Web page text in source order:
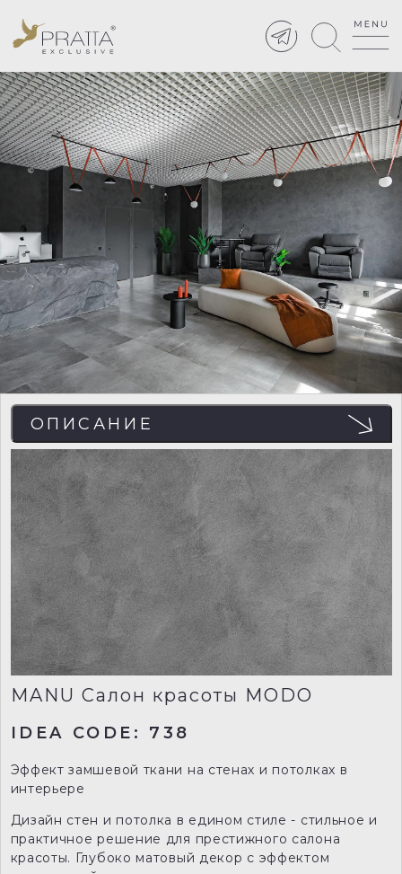
ОПИСАНИЕ
MANU Салон красоты MODO
IDEA CODE: 738
Эффект замшевой ткани на стенах и потолках в
интерьере
Дизайн стен и потолка в едином стиле - стильное и
практичное решение для престижного салона
красоты. Глубоко матовый декор с эффектом